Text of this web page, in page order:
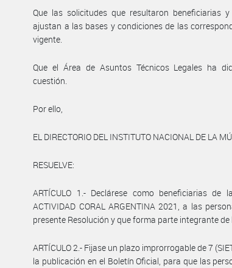
Que las solicitudes que resultaron beneficiarias
ajustan a las bases y condiciones de las
vigente.
Que el Área de Asuntos Técnicos Legales ha
cuestión.
Por ello,
EL DIRECTORIO DEL INSTITUTO NACIONAL DE LA
RESUELVE:
ARTÍCULO 1.- Declárese como beneficiarias de la
ACTIVIDAD CORAL ARGENTINA 2021, a las
presente Resolución y que forma parte integrante de
ARTÍCULO 2.- Fijase un plazo improrrogable de 7
la publicación en el Boletín Oficial, para que las